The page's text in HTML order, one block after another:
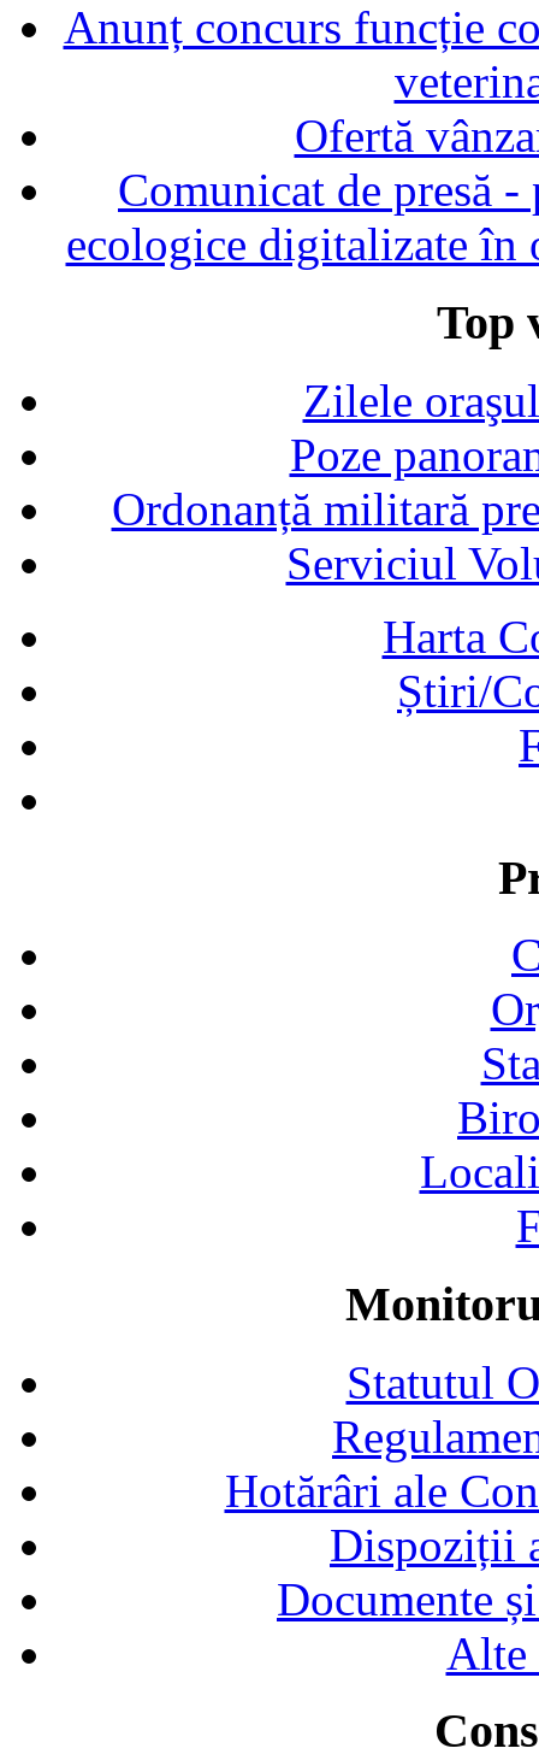
Anunț concurs funcție
Ofertă
Comunicat de presă
ecologice digitalizate în
Top
Zilele
Poze
Ordonanță militară
Serviciul
Harta
Știri/
Statutul
Hotărâri ale
Dispoziții
Documente
Alte